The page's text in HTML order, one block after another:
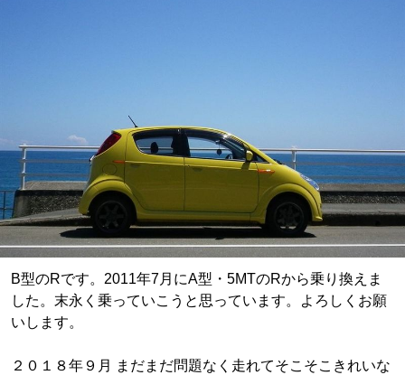
B型のRです。2011年7月にA型・5MTのRから乗り換えま
した。末永く乗っていこうと思っています。よろしくお願
いします。
２０１８年９月 まだまだ問題なく走れてそこそこきれいな